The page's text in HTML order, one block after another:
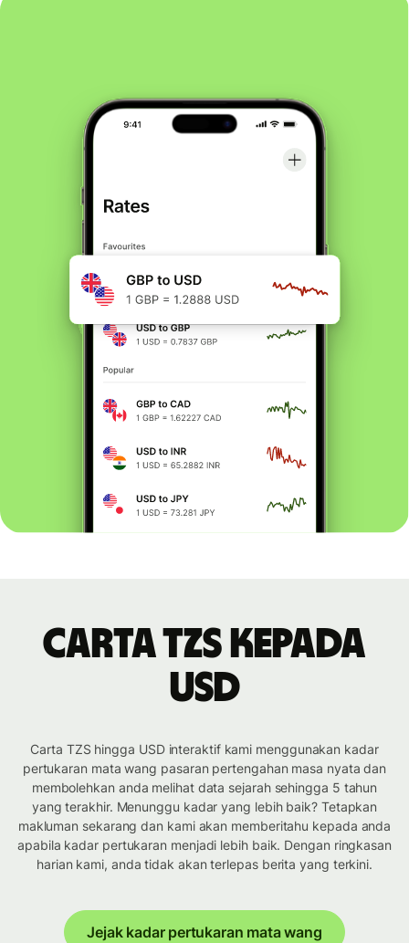
Carta TZS kepada
USD
Carta TZS hingga USD interaktif kami menggunakan kadar
pertukaran mata wang pasaran pertengahan masa nyata dan
membolehkan anda melihat data sejarah sehingga 5 tahun
yang terakhir. Menunggu kadar yang lebih baik? Tetapkan
makluman sekarang dan kami akan memberitahu kepada anda
apabila kadar pertukaran menjadi lebih baik. Dengan ringkasan
harian kami, anda tidak akan terlepas berita yang terkini.
Jejak kadar pertukaran mata wang